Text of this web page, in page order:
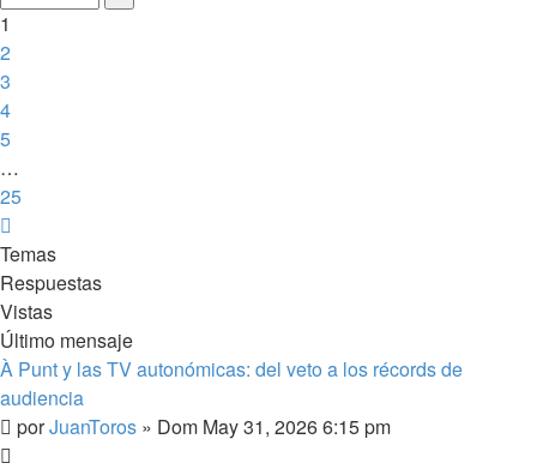
25
1
2
3
4
5
…
25
Temas
Respuestas
Vistas
Último mensaje
À Punt y las TV autonómicas: del veto a los récords de
audiencia
porJuanToros » Dom May 31, 2026 6:15 pm